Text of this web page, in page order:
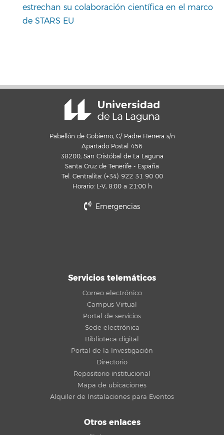
estrechan su colaboración científica en el marco
de STARS EU
Pabellón de Gobierno, C/ Padre Herrera s/n
Apartado Postal 456
38200, San Cristóbal de La Laguna
Santa Cruz de Tenerife - España
Tel. Centralita: (+34) 922 31 90 00
Horario: L-V, 8:00 a 21:00 h
Emergencias
Servicios telemáticos
Correo electrónico
Campus Virtual
Portal de servicios
Sede electrónica
Biblioteca digital
Portal de la Investigación
Directorio
Repositorio institucional
Mapa de ubicaciones
Alquiler de Instalaciones para Eventos
Otros enlaces